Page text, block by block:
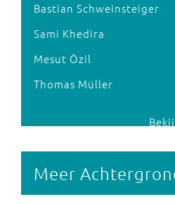
Bastian Schweinsteiger
Sami Khedira
Mesut Özil
Thomas Müller
Meer